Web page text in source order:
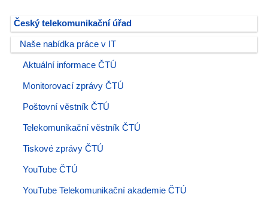
Český telekomunikační úřad
Naše nabídka práce v IT
Aktuální informace ČTÚ
Monitorovací zprávy ČTÚ
Poštovní věstník ČTÚ
Telekomunikační věstník ČTÚ
Tiskové zprávy ČTÚ
YouTube ČTÚ
YouTube Telekomunikační akademie ČTÚ